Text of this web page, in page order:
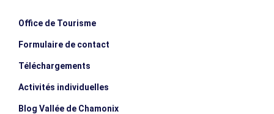
Office de Tourisme
Formulaire de contact
Téléchargements
Activités individuelles
Blog Vallée de Chamonix